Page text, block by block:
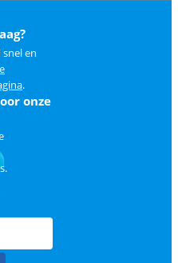
en
.
onze